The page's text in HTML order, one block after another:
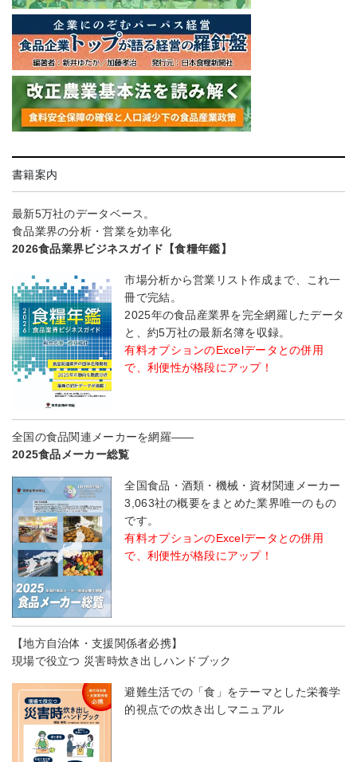
書籍案内
最新5万社のデータベース。
食品業界の分析・営業を効率化
2026食品業界ビジネスガイド【食糧年鑑】
市場分析から営業リスト作成まで、これ一
冊で完結。
2025年の食品産業界を完全網羅したデータ
と、約5万社の最新名簿を収録。
有料オプションのExcelデータとの併用
で、利便性が格段にアップ！
全国の食品関連メーカーを網羅――
2025食品メーカー総覧
全国食品・酒類・機械・資材関連メーカー
3,063社の概要をまとめた業界唯一のもの
です。
有料オプションのExcelデータとの併用
で、利便性が格段にアップ！
【地方自治体・支援関係者必携】
現場で役立つ 災害時炊き出しハンドブック
避難生活での「食」をテーマとした栄養学
的視点での炊き出しマニュアル